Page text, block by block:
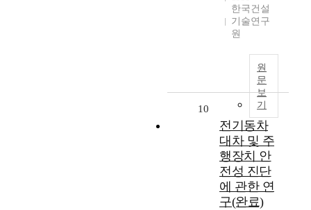
한국건설
기술연구
원
원
문
보
기
10
전기동차
대차 및 주
행장치 안
전성 진단
에 관한 연
구(완료)